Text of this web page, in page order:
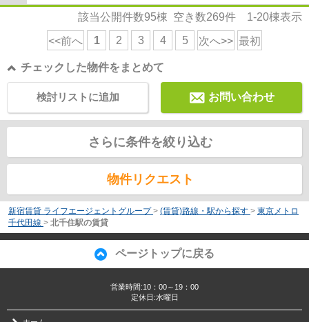
該当公開件数95棟 空き数269件 1-20棟表示
<<前へ 1 2 3 4 5 次へ>> 最初
チェックした物件をまとめて
お問い合わせ
検討リストに追加
さらに条件を絞り込む
物件リクエスト
新宿賃貸 ライフエージェントグループ > (賃貸)路線・駅から探す > 東京メトロ
千代田線 > 北千住駅の賃貸
ページトップに戻る
営業時間:10：00～19：00
定休日:水曜日